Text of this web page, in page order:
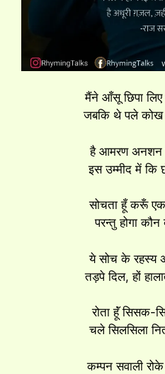
मैंने आँसू छिपा
जबकि थे पले कोख
है आमरण अनशन
इस उम्मीद में
सोचता हूँ करूँ
परन्तु होगा
ये सोच के रहस्य
तड़पे दिल, हों
रोता हूॅं सिसक-
चले सिलसिला
कम्पन सवाली